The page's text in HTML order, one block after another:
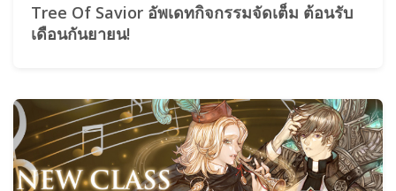
Tree Of Savior อัพเดทกิจกรรมจัดเต็ม ต้อนรับ
เดือนกันยายน!